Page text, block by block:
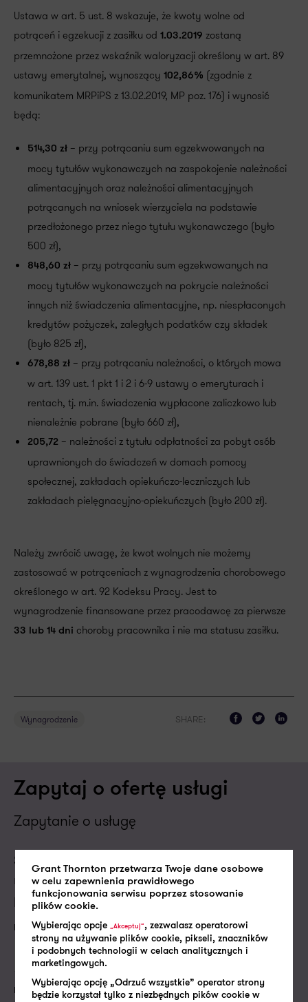
Ustawa w art. 5 ust. 8 wskazuje, że kwoty wolne od
potrąceń i egzekucji z zasiłku od 1.03.2019 zostaną
przemnożone przez wskaźnik waloryzacji określony w art. 89
ustawy emerytalnej, wynoszący 102,86% (zgodnie z
komunikatem MRPiPS z 13.02.2019, MP poz. 176) i wynosić
będą:
514,30 zł – przy potrącaniu sum egzekwowanych na
mocy tytułów wykonawczych na zaspokojenie należności
alimentacyjnych oraz należności alimentacyjnych
potrącanych na wniosek wierzyciela na podstawie
przedłożonego przez niego tytułu wykonawczego (było
500 zł),
848,60 zł – przy potrącaniu sum egzekwowanych na
mocy tytułów wykonawczych na pokrycie należności
innych niż świadczenia alimentacyjne, np. niespłaconych
kredytów pożyczek, zaległych podatków czy składek
(było 825 zł),
678,88 zł – przy potrącaniu należności, o których mowa
w art. 139 ust. 1 pkt 1 i 2 i 6-9 ustawy o emeryturach i
rentach, tj. m.in. świadczenia wypłacone zaliczkowo lub
nienależnie pobrane (było 660 zł),
205,72 – należności z tytułu odpłatności za pobyt osób
uprawnionych do świadczeń w domach pomocy
społecznej, zakładach opiekuńczo-leczniczych lub
zakładach pielęgnacyjno-opiekuńczych (było 200 zł).
Należy zwrócić uwagę, że kwot wolnych nie możemy
zastosować w potrąceniach z wynagrodzenia chorobowego
określonego w art. 92 Kodeksu Pracy. Jest to
wynagrodzenie finansowane przez pracodawcę za pierwsze
33 lub 14 dni choroby pracownika i nie ma statusu zasiłku.
Wynagrodzenie SHARE:
Zapytaj o ofertę usługi
Zapytanie o usługę
Skontaktujemy się z Tobą w najbliższym dniu
roboczym, aby porozmawiać o Twoich
potrzebach i dopasować do nich naszą ofertę.
Imię i nazwisko*
Firmowy e-mail lub numer telefonu*
Grant Thornton przetwarza Twoje dane osobowe
w celu zapewnienia prawidłowego
funkcjonowania serwisu poprzez stosowanie
plików cookie.
Wybierając opcje„Akceptuj”, zezwalasz operatorowi
strony na używanie plików cookie, pikseli, znaczników
i podobnych technologii w celach analitycznych i
marketingowych.
Wybierając opcję „Odrzuć wszystkie” operator strony
będzie korzystał tylko z niezbędnych pików cookie w